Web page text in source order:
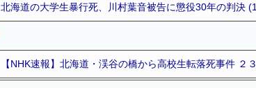
北海道の大学生暴行死、川村葉音被告に懲役30年の判決
【NHK速報】北海道・渓谷の橋から高校生転落死事件 ２